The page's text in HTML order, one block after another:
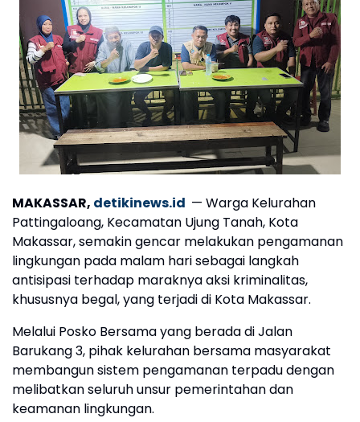
MAKASSAR, detikinews.id — Warga Kelurahan
Pattingaloang, Kecamatan Ujung Tanah, Kota
Makassar, semakin gencar melakukan pengamanan
lingkungan pada malam hari sebagai langkah
antisipasi terhadap maraknya aksi kriminalitas,
khususnya begal, yang terjadi di Kota Makassar.
Melalui Posko Bersama yang berada di Jalan
Barukang 3, pihak kelurahan bersama masyarakat
membangun sistem pengamanan terpadu dengan
melibatkan seluruh unsur pemerintahan dan
keamanan lingkungan.